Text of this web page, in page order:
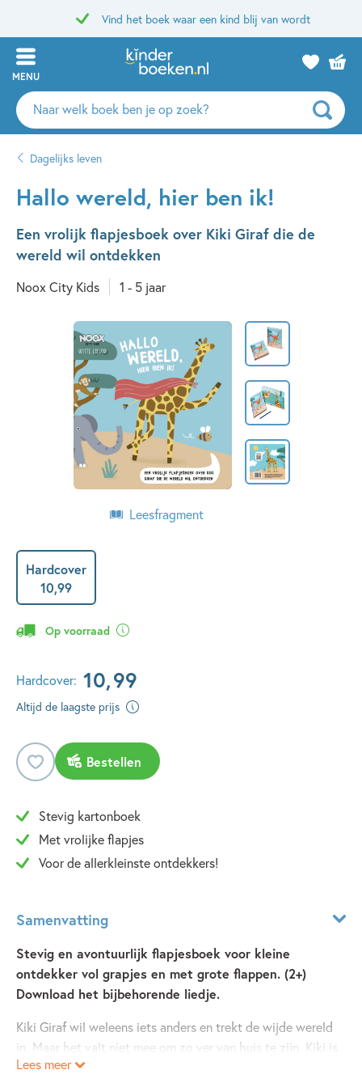
Vind het boek waar een kind blij van wordt
MENU
Zoeken
naar
auteurs
uitgevers
Dagelijks leven
Hallo wereld, hier ben ik!
Een vrolijk flapjesboek over Kiki Giraf die de
wereld wil ontdekken
Noox City Kids 1 - 5 jaar
Leesfragment
Hardcover
10,99
Op voorraad
Hardcover: 10,99
Altijd de laagste prijs
Bestellen
Stevig kartonboek
Met vrolijke flapjes
Voor de allerkleinste ontdekkers!
Samenvatting
Stevig en avontuurlijk flapjesboek voor kleine
ontdekker vol grapjes en met grote flappen. (2+)
Download het bijbehorende liedje.
Kiki Giraf wil weleens iets anders en trekt de wijde wereld
in. Maar het valt niet mee om zo ver van huis te zijn. Kiki is
blij als ze weer veilig aankomt op de savanne. Of toch niet?
Lees meer